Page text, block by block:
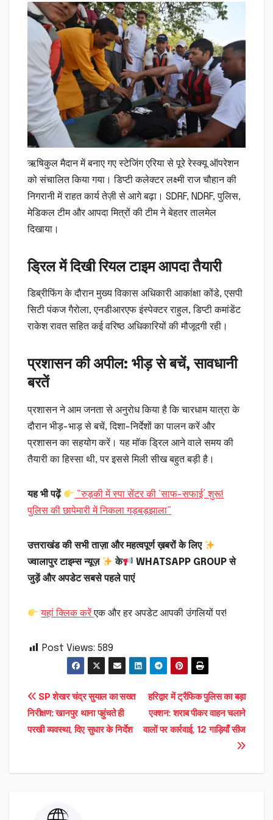
ऋषिकुल मैदान में बनाए गए स्टेजिंग एरिया से पूरे रेस्क्यू ऑपरेशन
को संचालित किया गया। डिप्टी कलेक्टर लक्ष्मी राज चौहान की
निगरानी में राहत कार्य तेज़ी से आगे बढ़ा। SDRF, NDRF, पुलिस,
मेडिकल टीम और आपदा मित्रों की टीम ने बेहतर तालमेल
दिखाया।
ड्रिल में दिखी रियल टाइम आपदा तैयारी
डिब्रीफिंग के दौरान मुख्य विकास अधिकारी आकांक्षा कोंडे, एसपी
सिटी पंकज गैरोला, एनडीआरएफ इंस्पेक्टर राहुल, डिप्टी कमांडेंट
राकेश रावत सहित कई वरिष्ठ अधिकारियों की मौजूदगी रही।
प्रशासन की अपील: भीड़ से बचें, सावधानी
बरतें
प्रशासन ने आम जनता से अनुरोध किया है कि चारधाम यात्रा के
दौरान भीड़-भाड़ से बचें, दिशा-निर्देशों का पालन करें और
प्रशासन का सहयोग करें। यह मॉक ड्रिल आने वाले समय की
तैयारी का हिस्सा थी, पर इससे मिली सीख बहुत बड़ी है।
यह भी पढ़ें
“रुड़की में स्पा सेंटर की ‘साफ-सफाई’ शुरू!
पुलिस की छापेमारी में निकला गड़बड़झाला”
उत्तराखंड की सभी ताज़ा और महत्वपूर्ण ख़बरों के लिए
ज्वालापुर टाइम्स न्यूज़
के
WHATSAPP GROUP से
जुड़ें और अपडेट सबसे पहले पाएं
यहां क्लिक करेंएक और हर अपडेट आपकी उंगलियों पर!
Post Views: 589
Post
navigation
हरिद्वार में ट्रैफिक पुलिस का बड़ा
एक्शन: शराब पीकर वाहन चलाने
वालों पर कार्रवाई, 12 गाड़ियाँ सीज
SP शेखर चंद्र सुयाल का सख्त
निरीक्षण: खानपुर थाना पहुंचते ही
परखी व्यवस्था, दिए सुधार के निर्देश